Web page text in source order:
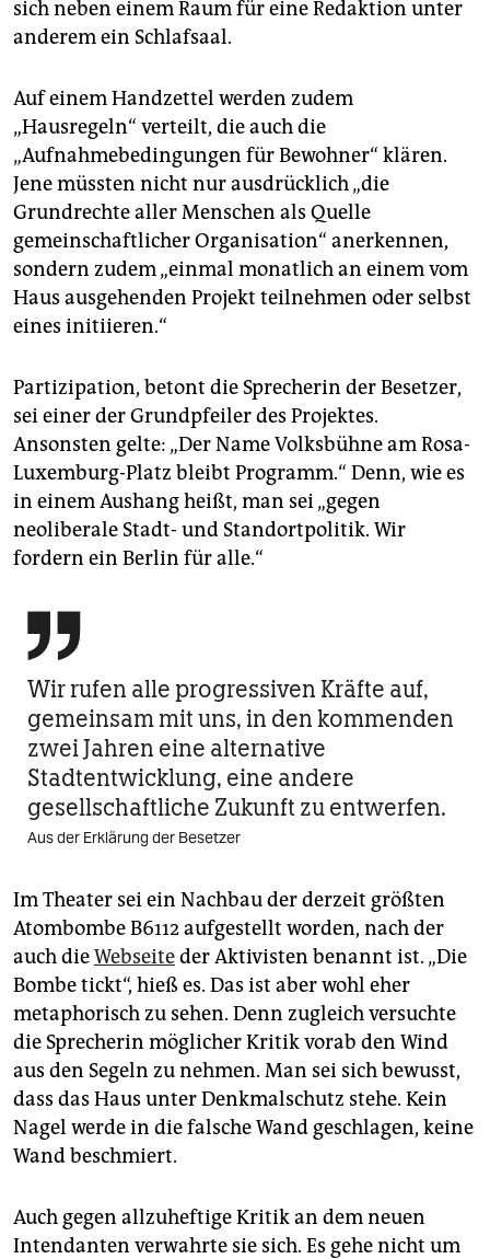
sich neben einem Raum für eine Redaktion unter
anderem ein Schlafsaal.
Auf einem Handzettel werden zudem
„Hausregeln“ verteilt, die auch die
„Aufnahmebedingungen für Bewohner“ klären.
Jene müssten nicht nur ausdrücklich „die
Grundrechte aller Menschen als Quelle
gemeinschaftlicher Organisation“ anerkennen,
sondern zudem „einmal monatlich an einem vom
Haus ausgehenden Projekt teilnehmen oder selbst
eines initiieren.“
Partizipation, betont die Sprecherin der Besetzer,
sei einer der Grundpfeiler des Projektes.
Ansonsten gelte: „Der Name Volksbühne am Rosa-
Luxemburg-Platz bleibt Programm.“ Denn, wie es
in einem Aushang heißt, man sei „gegen
neoliberale Stadt- und Standortpolitik. Wir
fordern ein Berlin für alle.“

Wir rufen alle progressiven Kräfte auf,
gemeinsam mit uns, in den kommenden
zwei Jahren eine alternative
Stadtentwicklung, eine andere
gesellschaftliche Zukunft zu entwerfen.
Aus der Erklärung der Besetzer
Im Theater sei ein Nachbau der derzeit größten
Atombombe B6112 aufgestellt worden, nach der
auch dieWebseiteder Aktivisten benannt ist. „Die
Bombe tickt“, hieß es. Das ist aber wohl eher
metaphorisch zu sehen. Denn zugleich versuchte
die Sprecherin möglicher Kritik vorab den Wind
aus den Segeln zu nehmen. Man sei sich bewusst,
dass das Haus unter Denkmalschutz stehe. Kein
Nagel werde in die falsche Wand geschlagen, keine
Wand beschmiert.
Auch gegen allzuheftige Kritik an dem neuen
Intendanten verwahrte sie sich. Es gehe nicht um